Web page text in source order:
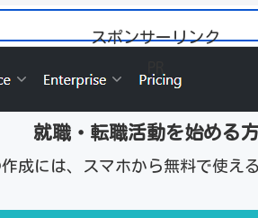
スポンサーリンク
就職・転職活動を始める
成には、スマホから無料で使え